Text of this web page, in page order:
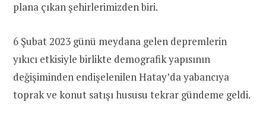
plana çıkan şehirlerimizden biri.
6 Şubat 2023 günü meydana gelen depremlerin
yıkıcı etkisiyle birlikte demografik yapısının
değişiminden endişelenilen Hatay’da yabancıya
toprak ve konut satışı hususu tekrar gündeme geldi.